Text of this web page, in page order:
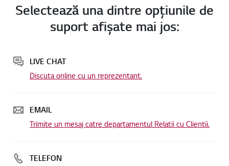
Selectează una dintre opţiunile de
suport afişate mai jos:
LIVE CHAT
Discuta online cu un reprezentant.
EMAIL
Trimite un mesaj catre departamentul Relatii cu Clientii.
TELEFON